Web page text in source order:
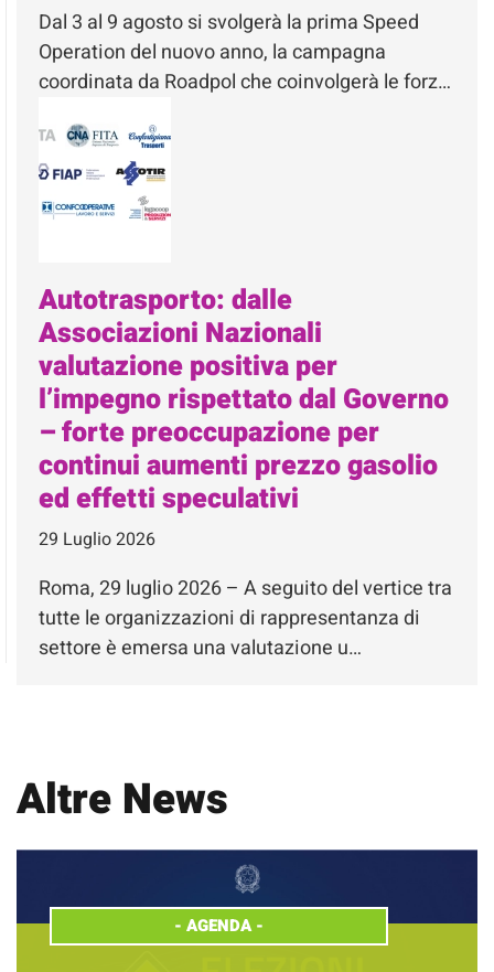
Dal 3 al 9 agosto si svolgerà la prima Speed
Operation del nuovo anno, la campagna
coordinata da Roadpol che coinvolgerà le forz…
Autotrasporto: dalle
Associazioni Nazionali
valutazione positiva per
l’impegno rispettato dal Governo
– forte preoccupazione per
continui aumenti prezzo gasolio
ed effetti speculativi
29 Luglio 2026
Roma, 29 luglio 2026 – A seguito del vertice tra
tutte le organizzazioni di rappresentanza di
settore è emersa una valutazione u…
Altre News
- AGENDA-